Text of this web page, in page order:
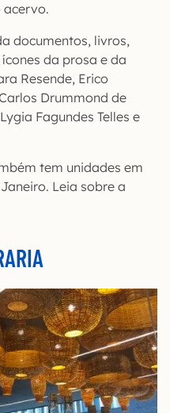
acervo.
documentos, livros,
da prosa e da
Resende, Erico
Drummond de
Fagundes Telles e
tem unidades em
Leia sobre a